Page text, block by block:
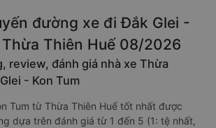
đường xe đi Đắk Glei -
Thiên Huế 08/2026
review, đánh giá nhà xe Thừa
- Kon Tum
Tum từ Thừa Thiên Huế tốt nhất được
dựa trên đánh giá từ 1 đến 5 (1: tệ nhất,